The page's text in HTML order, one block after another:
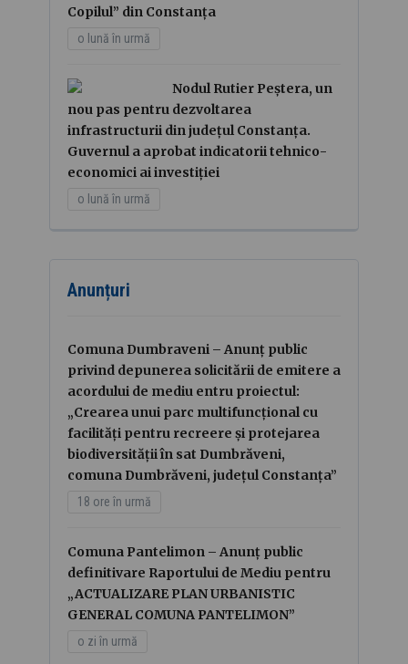
Copilul” din Constanța
o lună în urmă
Nodul Rutier Peștera, un
nou pas pentru dezvoltarea
infrastructurii din județul Constanța.
Guvernul a aprobat indicatorii tehnico-
economici ai investiției
o lună în urmă
Anunțuri
Comuna Dumbraveni – Anunț public
privind depunerea solicitării de emitere a
acordului de mediu entru proiectul:
„Crearea unui parc multifuncțional cu
facilități pentru recreere și protejarea
biodiversității în sat Dumbrăveni,
comuna Dumbrăveni, județul Constanța”
18 ore în urmă
Comuna Pantelimon – Anunț public
definitivare Raportului de Mediu pentru
„ACTUALIZARE PLAN URBANISTIC
GENERAL COMUNA PANTELIMON”
o zi în urmă